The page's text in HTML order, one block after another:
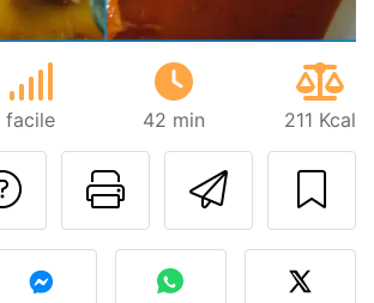
facile 42 min 211 Kcal
Imprimer
Poser une
votre photo de